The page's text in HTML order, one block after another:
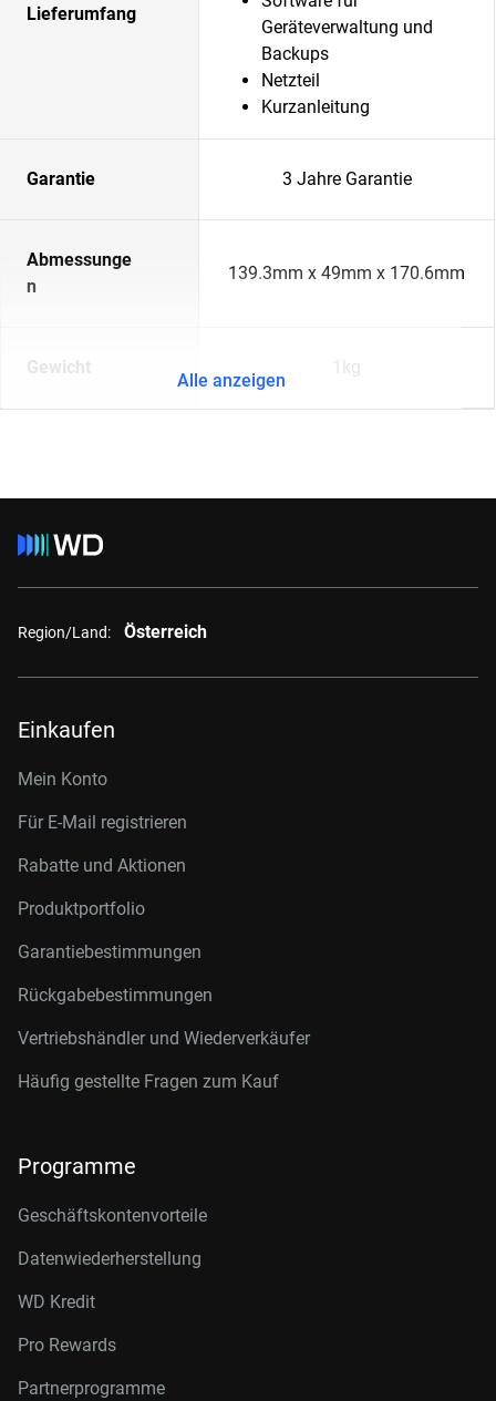
Lieferumfang
Geräteverwaltung und
Backups
Netzteil
Kurzanleitung
Garantie 3 Jahre Garantie
Abmessunge
n
139.3mm x 49mm x 170.6mm
Gewicht 1kg
Alle anzeigen
Region/Land: Österreich
Einkaufen
Mein Konto
Für E-Mail registrieren
Rabatte und Aktionen
Produktportfolio
Garantiebestimmungen
Rückgabebestimmungen
Vertriebshändler und Wiederverkäufer
Häufig gestellte Fragen zum Kauf
Programme
Geschäftskontenvorteile
Datenwiederherstellung
WD Kredit
Pro Rewards
Partnerprogramme